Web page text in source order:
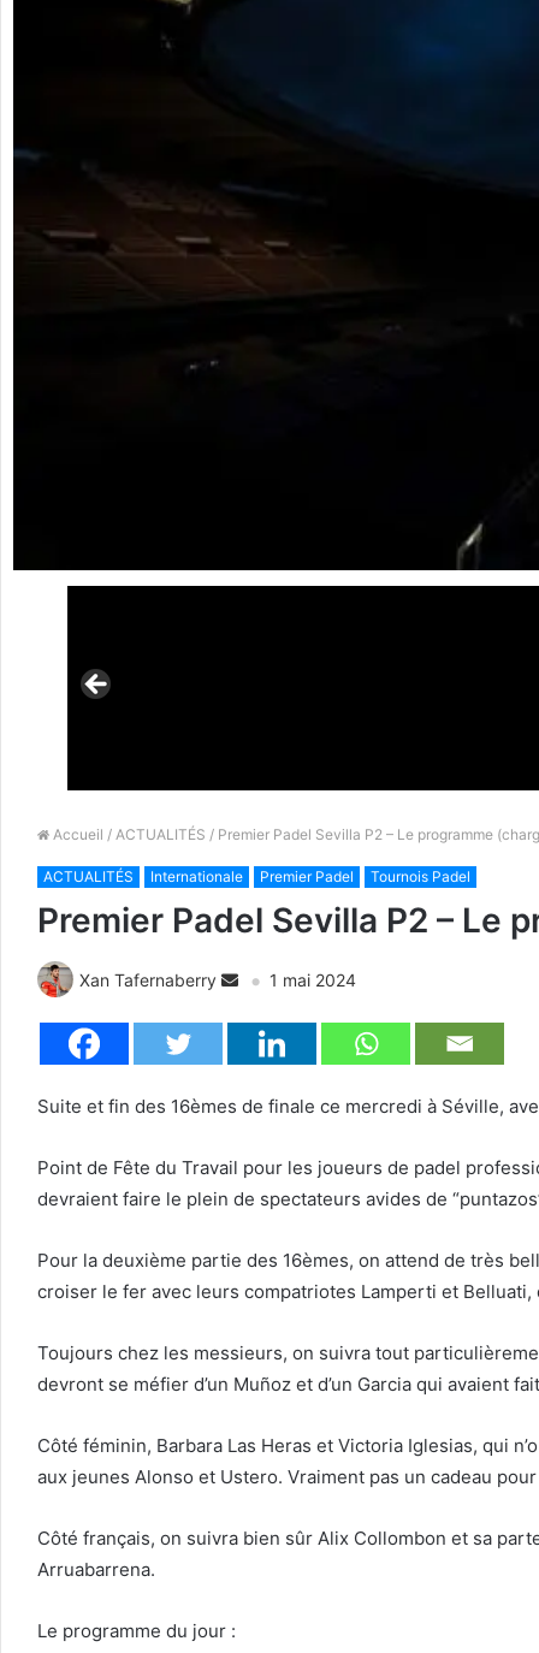
Accueil / ACTUALITÉS / Premier Padel Sevilla P2 – Le programme
ACTUALITÉS Internationale Premier Padel Tournois Padel
Premier Padel Sevilla P2 – Le
Xan Tafernaberry 1 mai 2024
Suite et fin des 16èmes de finale ce mercredi à Séville,
Point de Fête du Travail pour les joueurs de padel
devraient faire le plein de spectateurs avides de
Pour la deuxième partie des 16èmes, on attend de très
croiser le fer avec leurs compatriotes Lamperti et
Toujours chez les messieurs, on suivra tout
devront se méfier d’un Muñoz et d’un Garcia qui avaient
Côté féminin, Barbara Las Heras et Victoria Iglesias, qui
aux jeunes Alonso et Ustero. Vraiment pas un cadeau
Côté français, on suivra bien sûr Alix Collombon et sa
Arruabarrena.
Le programme du jour :